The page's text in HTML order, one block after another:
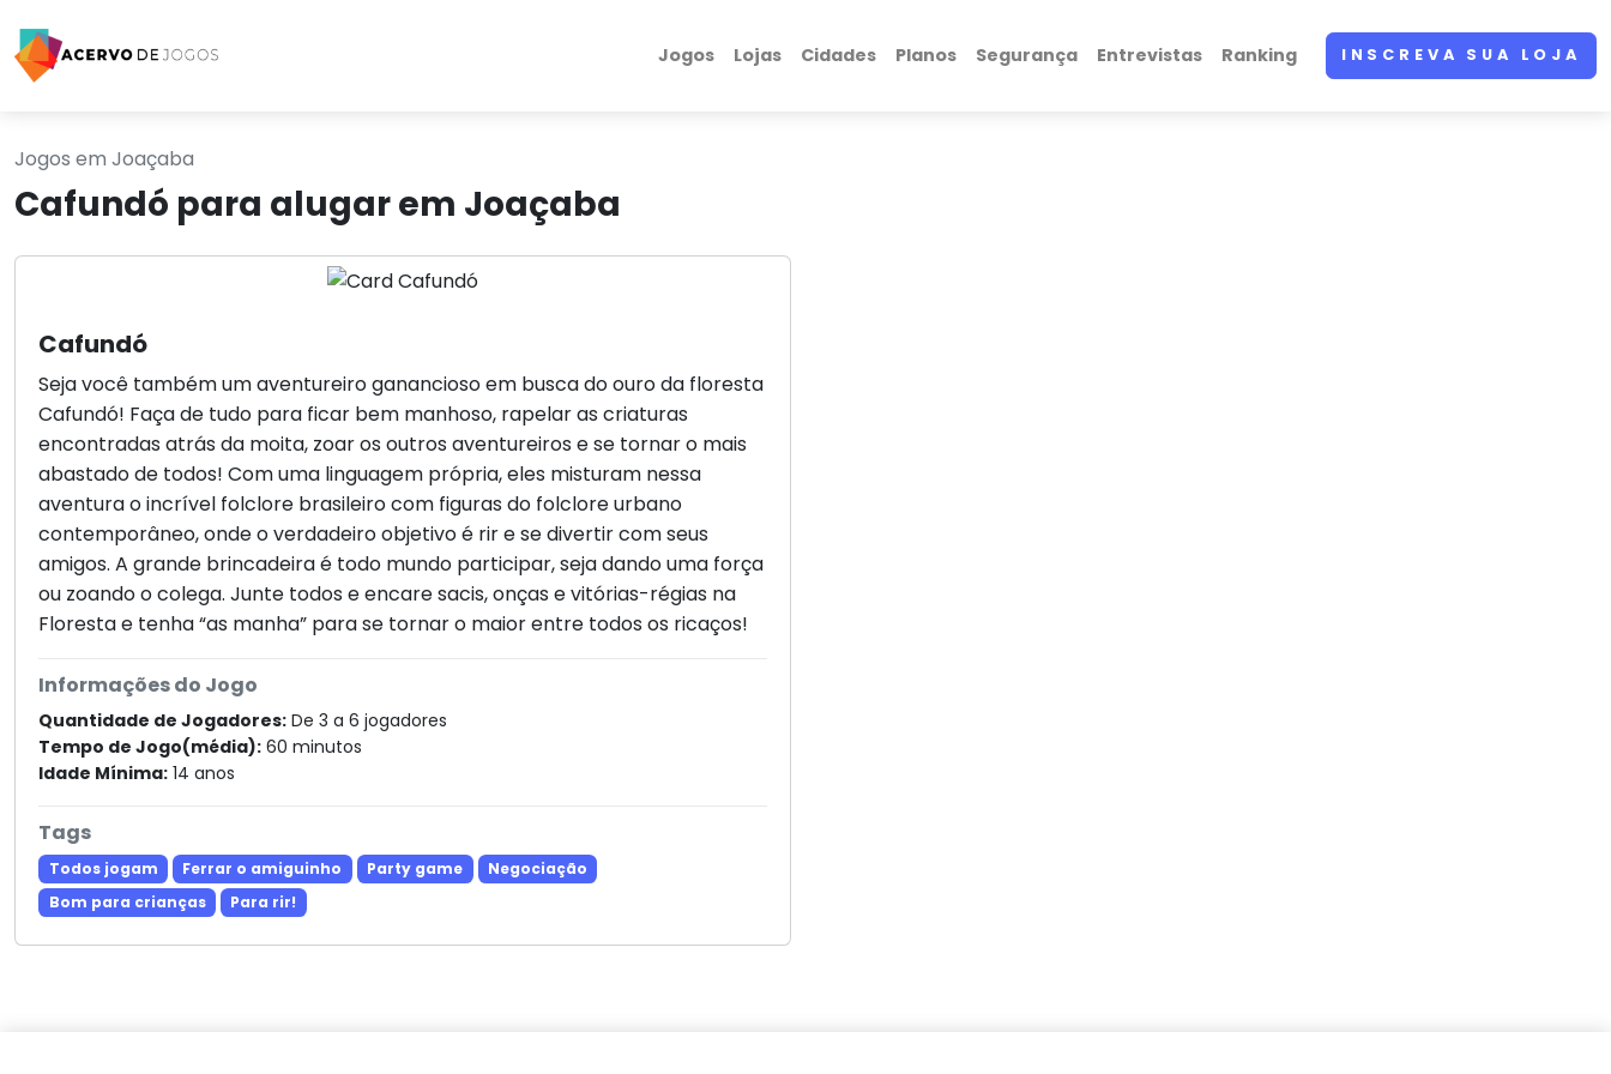
Jogos Lojas Cidades Planos Segurança Entrevistas Ranking INSCREVA SUA LOJA
Jogos em Joaçaba
Cafundó para alugar em Joaçaba
Cafundó
Seja você também um aventureiro ganancioso em busca do ouro da floresta
Cafundó! Faça de tudo para ficar bem manhoso, rapelar as criaturas
encontradas atrás da moita, zoar os outros aventureiros e se tornar o mais
abastado de todos! Com uma linguagem própria, eles misturam nessa
aventura o incrível folclore brasileiro com figuras do folclore urbano
contemporâneo, onde o verdadeiro objetivo é rir e se divertir com seus
amigos. A grande brincadeira é todo mundo participar, seja dando uma força
ou zoando o colega. Junte todos e encare sacis, onças e vitórias-régias na
Floresta e tenha “as manha” para se tornar o maior entre todos os ricaços!
Informações do Jogo
Quantidade de Jogadores: De 3 a 6 jogadores
Tempo de Jogo(média): 60 minutos
Idade Mínima: 14 anos
Tags
Todos jogam Ferrar o amiguinho Party game
Negociação
Bom para crianças
Para rir!